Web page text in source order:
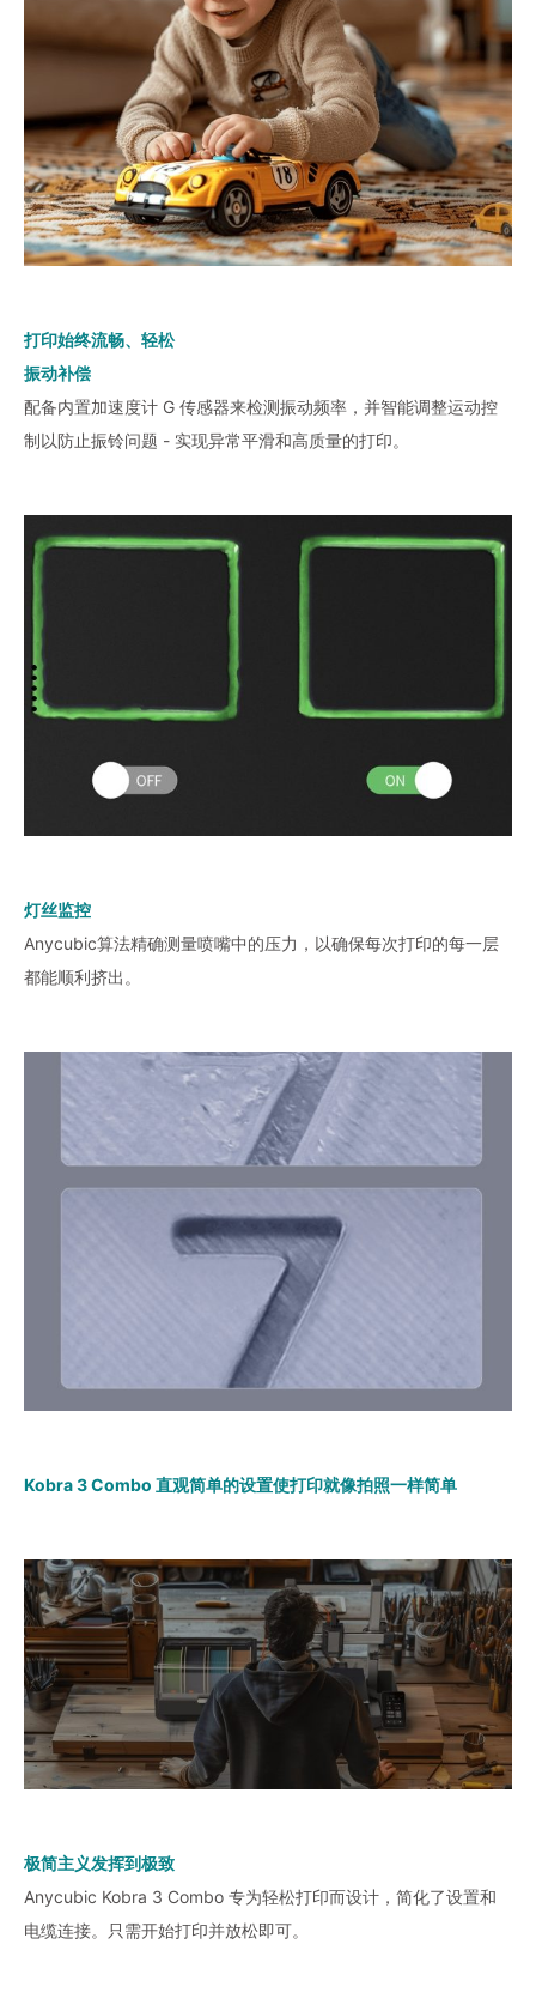
打印始终流畅、轻松
振动补偿
配备内置加速度计 G 传感器来检测振动频率，并智能调整运动控
制以防止振铃问题 - 实现异常平滑和高质量的打印。
灯丝监控
Anycubic算法精确测量喷嘴中的压力，以确保每次打印的每一层
都能顺利挤出。
Kobra 3 Combo 直观简单的设置使打印就像拍照一样简单
极简主义发挥到极致
Anycubic Kobra 3 Combo 专为轻松打印而设计，简化了设置和
电缆连接。只需开始打印并放松即可。